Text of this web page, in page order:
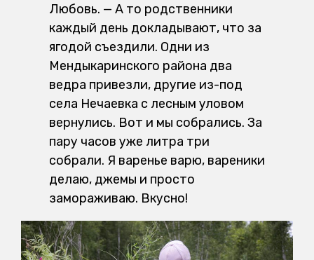
Любовь. — А то родственники
каждый день докладывают, что за
ягодой съездили. Одни из
Мендыкаринского района два
ведра привезли, другие из-под
села Нечаевка с лесным уловом
вернулись. Вот и мы собрались. За
пару часов уже литра три
собрали. Я варенье варю, вареники
делаю, джемы и просто
замораживаю. Вкусно!